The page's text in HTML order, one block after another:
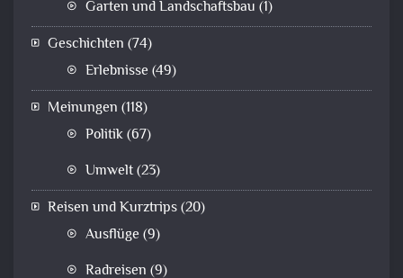
Garten und Landschaftsbau (1)
Geschichten (74)
Erlebnisse (49)
Meinungen (118)
Politik(67)
Umwelt(23)
Reisen und Kurztrips(20)
Ausflüge (9)
Radreisen (9)